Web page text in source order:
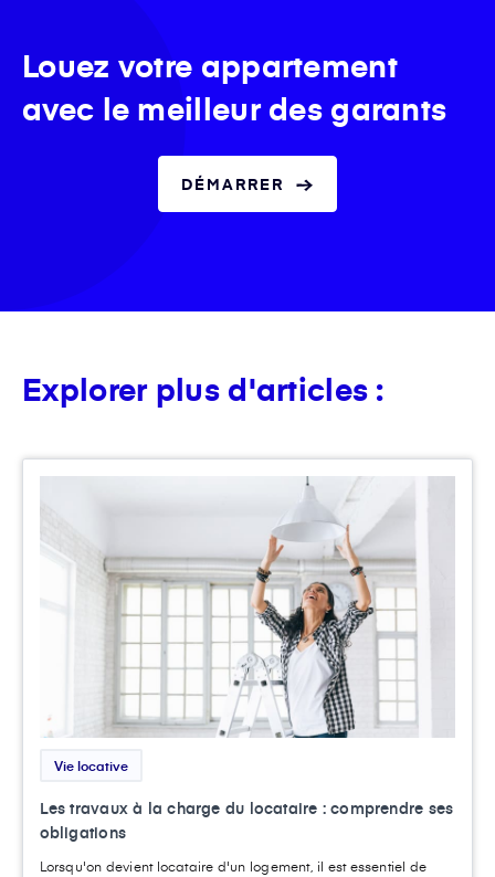
Louez votre appartement
avec le meilleur des garants
DÉMARRER
Explorer plus d'articles :
Vie locative
Les travaux à la charge du locataire : comprendre ses
obligations
Lorsqu'on devient locataire d'un logement, il est essentiel de